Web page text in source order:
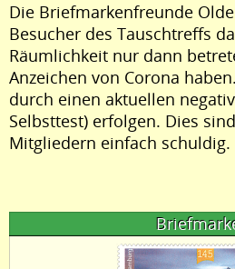
Die Briefmarkenfreunde
Besucher des Tauschtreffs
Räumlichkeit nur dann
Anzeichen von Corona
durch einen aktuellen
Selbsttest) erfolgen. Dies
Mitgliedern einfach schuldig.